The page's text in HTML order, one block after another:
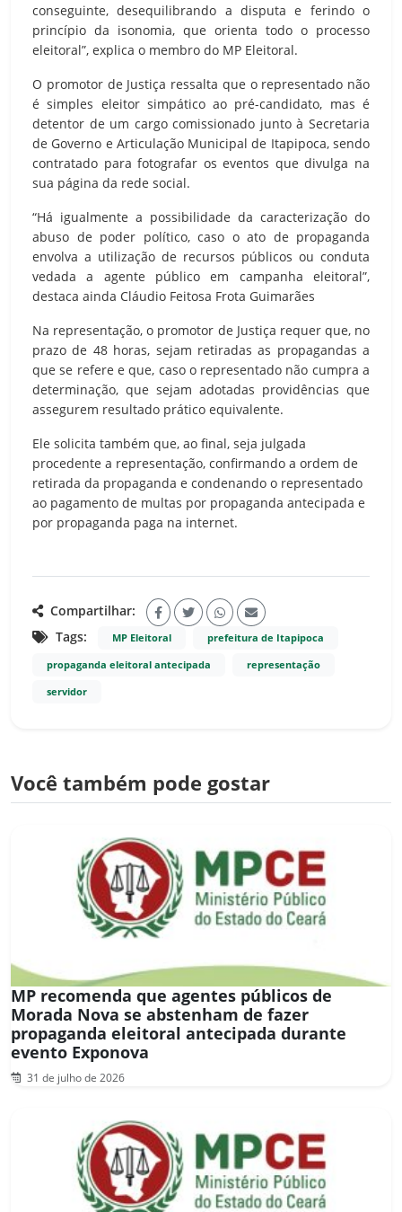
conseguinte, desequilibrando a disputa e ferindo o
princípio da isonomia, que orienta todo o processo
eleitoral”, explica o membro do MP Eleitoral.
O promotor de Justiça ressalta que o representado não
é simples eleitor simpático ao pré-candidato, mas é
detentor de um cargo comissionado junto à Secretaria
de Governo e Articulação Municipal de Itapipoca, sendo
contratado para fotografar os eventos que divulga na
sua página da rede social.
“Há igualmente a possibilidade da caracterização do
abuso de poder político, caso o ato de propaganda
envolva a utilização de recursos públicos ou conduta
vedada a agente público em campanha eleitoral”,
destaca ainda Cláudio Feitosa Frota Guimarães
Na representação, o promotor de Justiça requer que, no
prazo de 48 horas, sejam retiradas as propagandas a
que se refere e que, caso o representado não cumpra a
determinação, que sejam adotadas providências que
assegurem resultado prático equivalente.
Ele solicita também que, ao final, seja julgada
procedente a representação, confirmando a ordem de
retirada da propaganda e condenando o representado
ao pagamento de multas por propaganda antecipada e
por propaganda paga na internet.
Compartilhar:
Tags:
MP Eleitoral prefeitura de Itapipoca
propaganda eleitoral antecipada representação
servidor
Você também pode gostar
MP recomenda que agentes públicos de
Morada Nova se abstenham de fazer
propaganda eleitoral antecipada durante
evento Exponova
31 de julho de 2026